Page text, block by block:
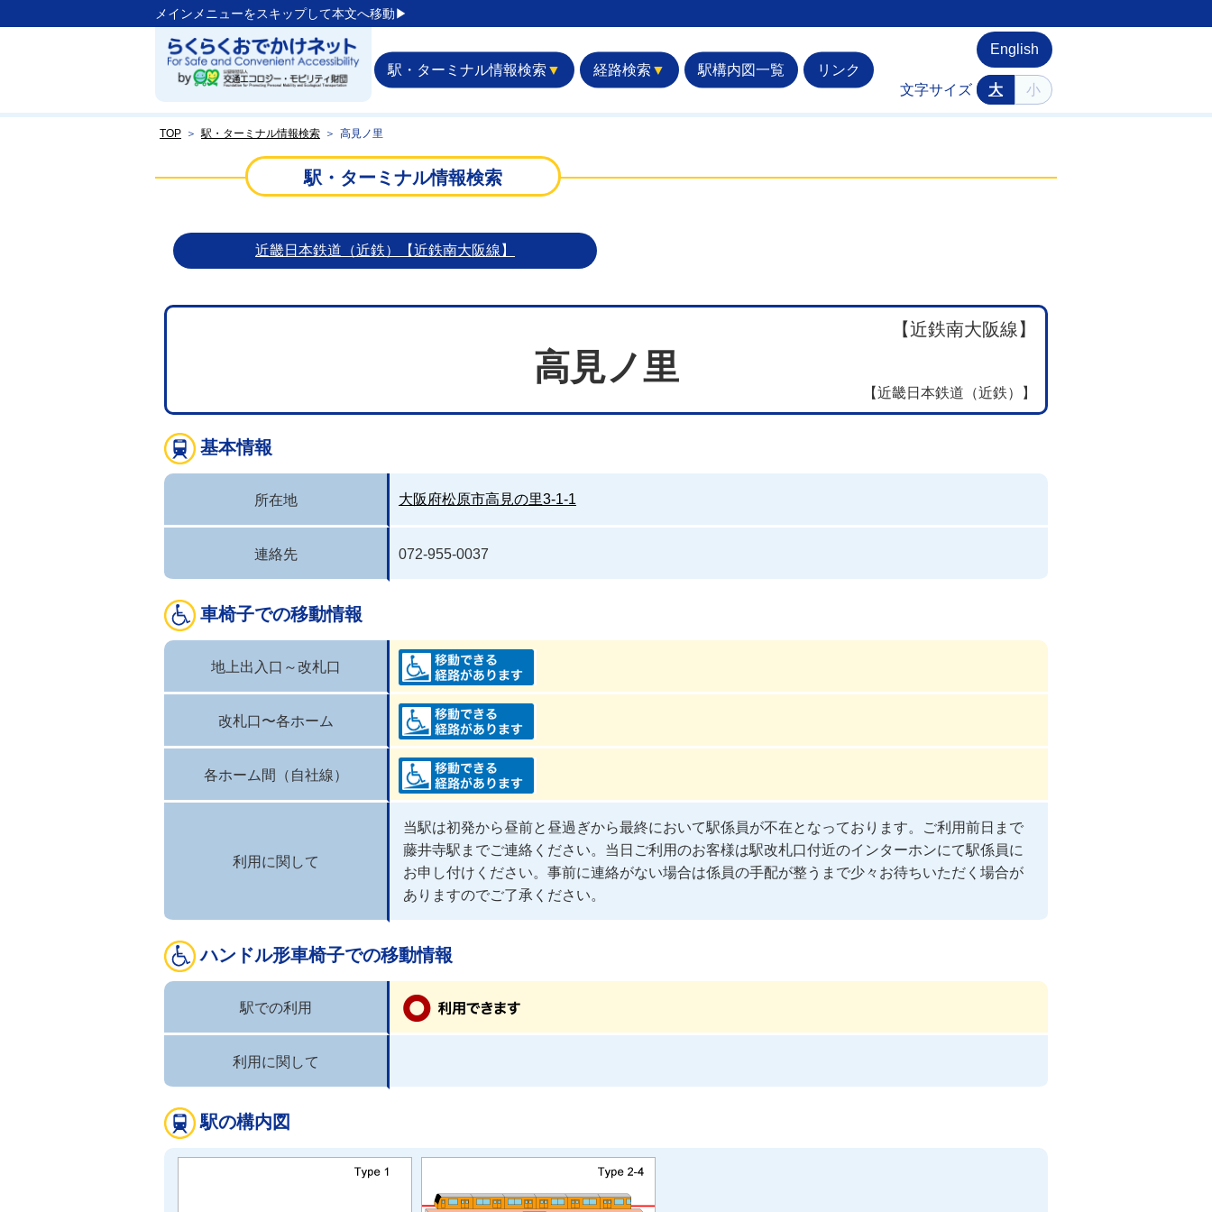
メインメニューをスキップして本文へ移動▶︎
駅・ターミナル情報検索 ▼ 経路検索 ▼ 駅構内図一覧 リンク
English
文字サイズ 大 小
TOP ＞ 駅・ターミナル情報検索 ＞ 高見ノ里
駅・ターミナル情報検索
近畿日本鉄道（近鉄）【近鉄南大阪線】
【近鉄南大阪線】
高見ノ里
【近畿日本鉄道（近鉄）】
基本情報
所在地 大阪府松原市高見の里3-1-1
連絡先 072-955-0037
車椅子での移動情報
地上出入口～改札口
改札口〜各ホーム
各ホーム間（自社線）
利用に関して
当駅は初発から昼前と昼過ぎから最終において駅係員が不在となっております。ご利用前日まで
藤井寺駅までご連絡ください。当日ご利用のお客様は駅改札口付近のインターホンにて駅係員に
お申し付けください。事前に連絡がない場合は係員の手配が整うまで少々お待ちいただく場合が
ありますのでご了承ください。
ハンドル形車椅子での移動情報
駅での利用
利用に関して
駅の構内図